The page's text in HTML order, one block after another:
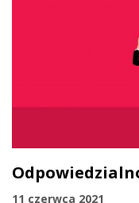
11 czerwca 2021